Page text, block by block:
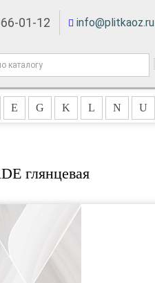
01-12 info@plitkaoz.ru
E G K L N U
глянцевая